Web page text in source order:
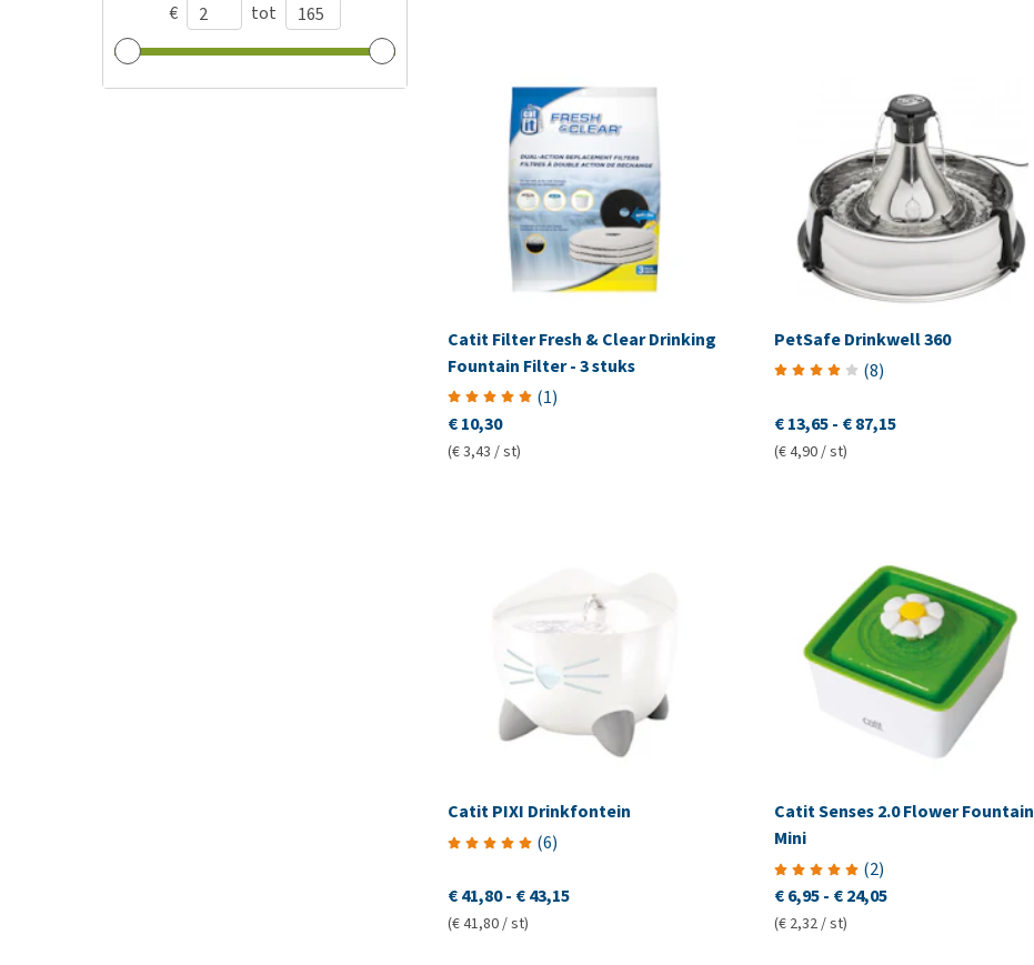
€ tot
Catit Filter Fresh & Clear Drinking
Fountain Filter - 3 stuks
(1)
€ 10,30
(€ 3,43 / st)
PetSafe Drinkwell 360
(8)
€ 13,65 - € 87,15
(€ 4,90 / st)
Catit PIXI Drinkfontein
(6)
€ 41,80- € 43,15
(€ 41,80 / st)
Catit Senses 2.0 Flower Fountain
Mini
(2)
€ 6,95 - € 24,05
(€ 2,32 / st)